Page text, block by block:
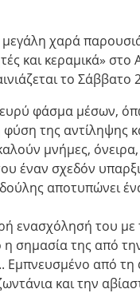
χαρά
και κεραμικά»
το Σάββατο
φάσμα μέσων,
της αντίληψης
μνήμες,
έναν σχεδόν
αποτυπώνει
ενασχόλησή του με
σημασία της από
Εμπνευσμένο από
και την